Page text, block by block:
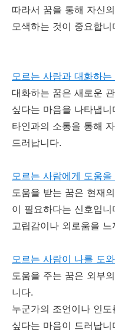
따라서 꿈을 통해 자신
모색하는 것이 중요합니
모르는 사람과 대화하는
대화하는 꿈은 새로운
싶다는 마음을 나타냅니
타인과의 소통을 통해
드러납니다.
모르는 사람에게 도움을
도움을 받는 꿈은 현재
이 필요하다는 신호입니
고립감이나 외로움을
모르는 사람이 나를 도
도움을 주는 꿈은 외부
니다.
누군가의 조언이나 인
싶다는 마음이 드러납니